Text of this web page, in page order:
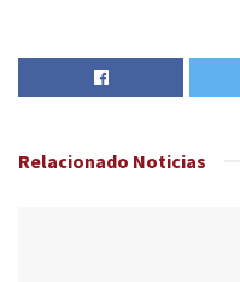
Relacionado Noticias